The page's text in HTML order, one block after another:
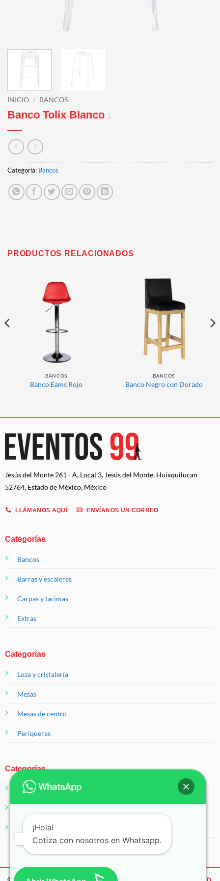
INICIO / BANCOS
Banco Tolix Blanco
Categoría: Bancos
PRODUCTOS RELACIONADOS
BANCOS
Banco Eams Rojo
BANCOS
Banco Negro con Dorado
Jesús del Monte 261 - A, Local 3, Jesús del Monte, Huixquilucan
52764, Estado de México, México
LLÁMANOS AQUÍ ENVÍANOS UN CORREO
Categorías
Bancos
Barras y escaleras
Carpas y tarimas
Extras
Categorías
Loza y cristalería
Mesas
Mesas de centro
Periqueras
Categorías
Salas
¡Hola!
Cotiza con nosotros en Whatsapp.